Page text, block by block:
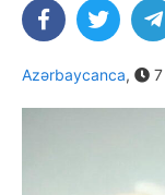
Azərbaycanca,